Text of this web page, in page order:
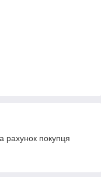
рахунок покупця